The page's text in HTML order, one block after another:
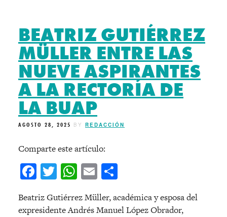
BEATRIZ GUTIÉRREZ
MÜLLER ENTRE LAS
NUEVE ASPIRANTES
A LA RECTORÍA DE
LA BUAP
AGOSTO 28, 2025 BY REDACCIÓN
Comparte este artículo:
Facebook
Twitter
WhatsApp
Email
Beatriz Gutiérrez Müller, académica y esposa del
expresidente Andrés Manuel López Obrador,